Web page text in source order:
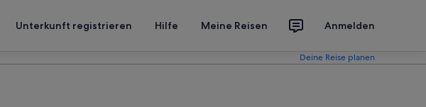
Unterkunft registrieren Hilfe Meine Reisen Anmelden
Deine Reise planen